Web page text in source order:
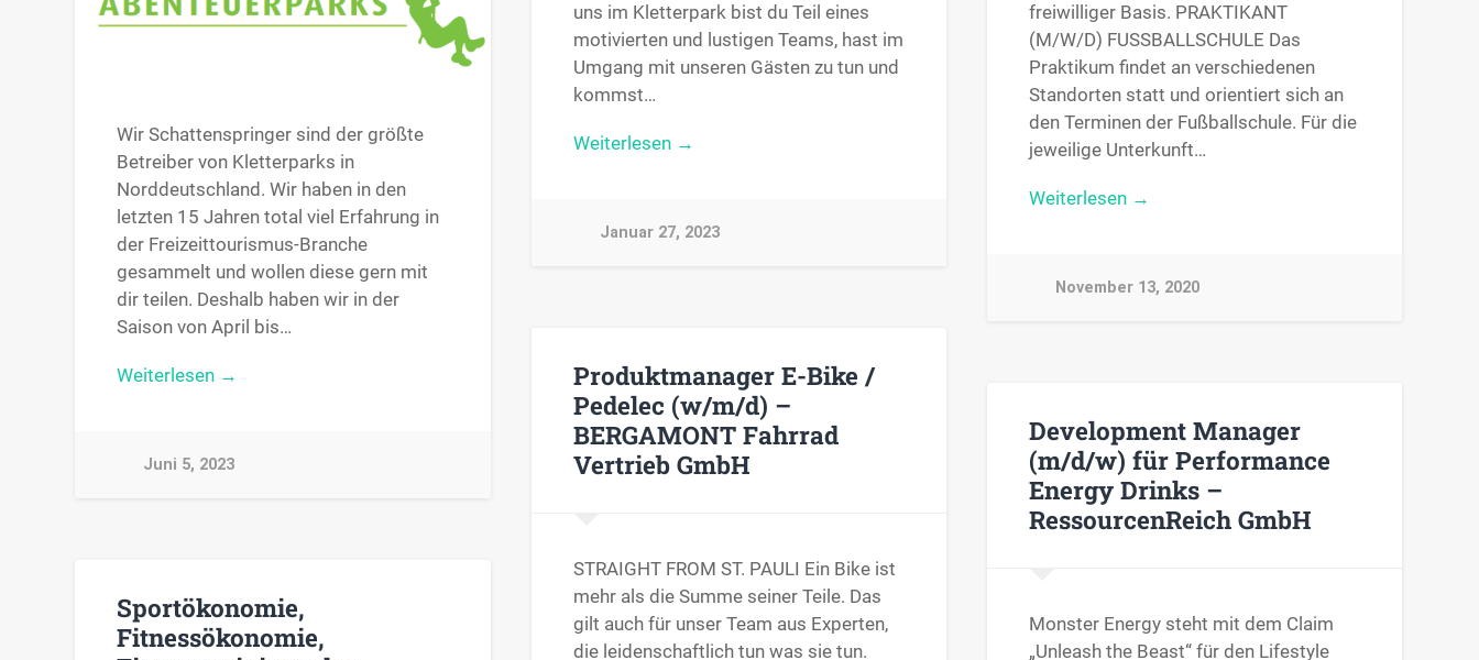
Wir Schattenspringer sind der größte
Betreiber von Kletterparks in
Norddeutschland. Wir haben in den
letzten 15 Jahren total viel Erfahrung in
der Freizeittourismus-Branche
gesammelt und wollen diese gern mit
dir teilen. Deshalb haben wir in der
Saison von April bis…
Weiterlesen →
Juni 5, 2023
uns im Kletterpark bist du Teil eines
motivierten und lustigen Teams, hast im
Umgang mit unseren Gästen zu tun und
kommst…
Weiterlesen →
Januar 27, 2023
freiwilliger Basis. PRAKTIKANT
(M/W/D) FUSSBALLSCHULE Das
Praktikum findet an verschiedenen
Standorten statt und orientiert sich an
den Terminen der Fußballschule. Für die
jeweilige Unterkunft…
Weiterlesen →
November 13, 2020
Produktmanager E-Bike /
Pedelec (w/m/d) –
BERGAMONT Fahrrad
Vertrieb GmbH
STRAIGHT FROM ST. PAULI Ein Bike ist
mehr als die Summe seiner Teile. Das
gilt auch für unser Team aus Experten,
die leidenschaftlich tun was sie tun.
Development Manager
(m/d/w) für Performance
Energy Drinks –
RessourcenReich GmbH
Monster Energy steht mit dem Claim
„Unleash the Beast“ für den Lifestyle
Sportökonomie,
Fitnessökonomie,